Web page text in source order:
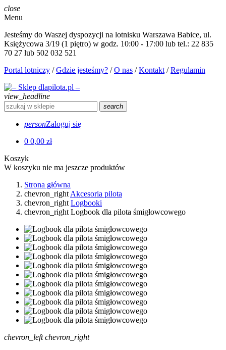
close
Menu
Jesteśmy do Waszej dyspozycji na lotnisku Warszawa Babice, ul.
Księżycowa 3/19 (1 piętro) w godz. 10:00 - 17:00 lub tel.: 22 835
70 27 lub 502 032 521
Portal lotniczy /Gdzie jesteśmy? /O nas /Kontakt /Regulamin
view_headline
search
personZaloguj się
0 0,00 zł
Koszyk
W koszyku nie ma jeszcze produktów
Strona główna
chevron_right Akcesoria pilota
chevron_right Logbooki
chevron_right Logbook dla pilota śmigłowcowego
chevron_left chevron_right